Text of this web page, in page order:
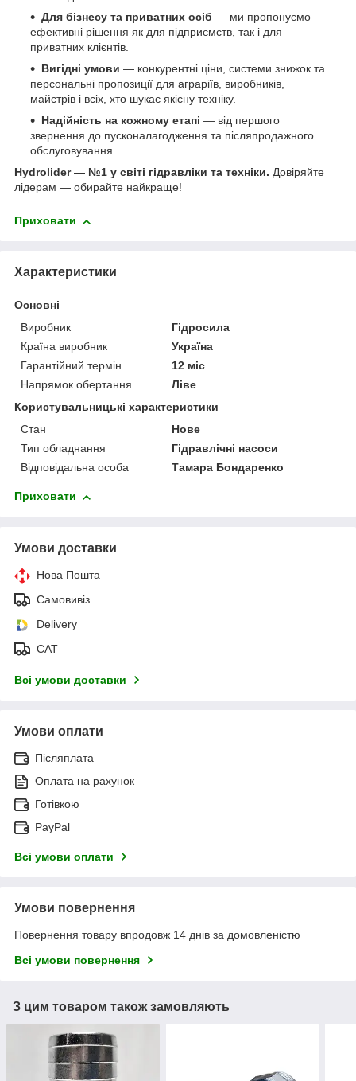
Для бізнесу та приватних осіб — ми пропонуємо
ефективні рішення як для підприємств, так і для
приватних клієнтів.
Вигідні умови — конкурентні ціни, системи знижок та
персональні пропозиції для аграріїв, виробників,
майстрів і всіх, хто шукає якісну техніку.
Надійність на кожному етапі — від першого
звернення до пусконалагодження та післяпродажного
обслуговування.
Hydrolider — №1 у світі гідравліки та техніки. Довіряйте
лідерам — обирайте найкраще!
Приховати
Характеристики
Основні
Виробник
Гідросила
Країна виробник
Україна
Гарантійний термін
12 міс
Напрямок обертання
Ліве
Користувальницькі характеристики
Стан
Нове
Тип обладнання
Гідравлічні насоси
Відповідальна особа
Тамара Бондаренко
Приховати
Умови доставки
Нова Пошта
Самовивіз
Delivery
САТ
Всі умови доставки
Умови оплати
Післяплата
Оплата на рахунок
Готівкою
PayPal
Всі умови оплати
Умови повернення
Повернення товару впродовж 14 днів за домовленістю
Всі умови повернення
З цим товаром також замовляють